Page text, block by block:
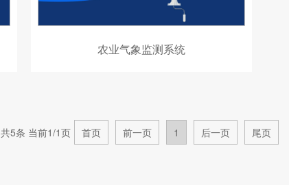
农业气象监测系统
共5条 当前1/1页 首页 前一页 1 后一页 尾页